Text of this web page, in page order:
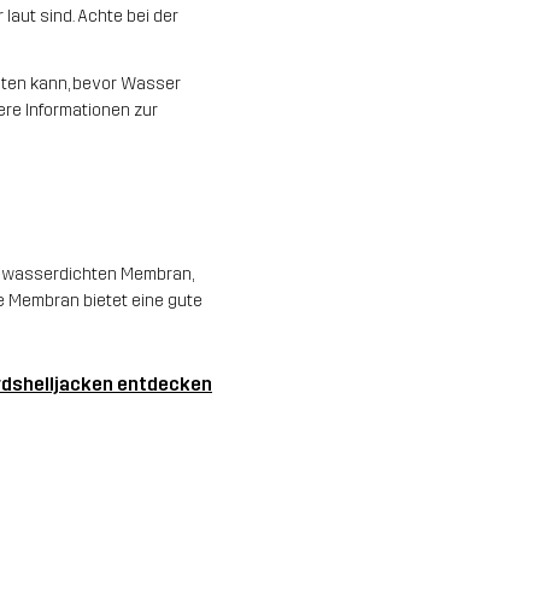
sind. Achte bei der
kann, bevor Wasser
Informationen zur
Membran,
Membran bietet eine gute
entdecken